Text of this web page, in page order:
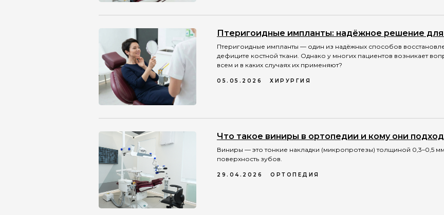
Птеригоидные импланты: надёжное решение для
Птеригоидные импланты — один из надёжных способов
дефиците костной ткани. Однако у многих пациентов возникает
всем и в каких случаях их применяют?
05.05.2026 ХИРУРГИЯ
Что такое виниры в ортопедии и кому они
Виниры — это тонкие накладки (микропротезы) толщиной 0,3–0,5
поверхность зубов.
29.04.2026 ОРТОПЕДИЯ